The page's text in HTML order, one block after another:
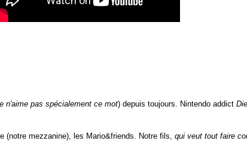
n'aime pas spécialement ce mot) depuis toujours. Nintendo addict
(notre mezzanine), les Mario&friends. Notre fils, qui veut tout faire